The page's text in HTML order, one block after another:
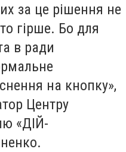
за це рішення не
гірше. Бо для
в ради
на кнопку»,
Центру
«ДІЙ-